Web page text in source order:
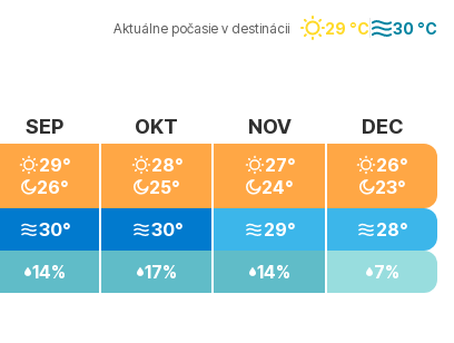
Aktuálne počasie v destinácii 29 °C 30 °C
SEP
29°
26°
30°
14%
OKT
28°
25°
30°
17%
NOV
27°
24°
29°
14%
DEC
26°
23°
28°
7%